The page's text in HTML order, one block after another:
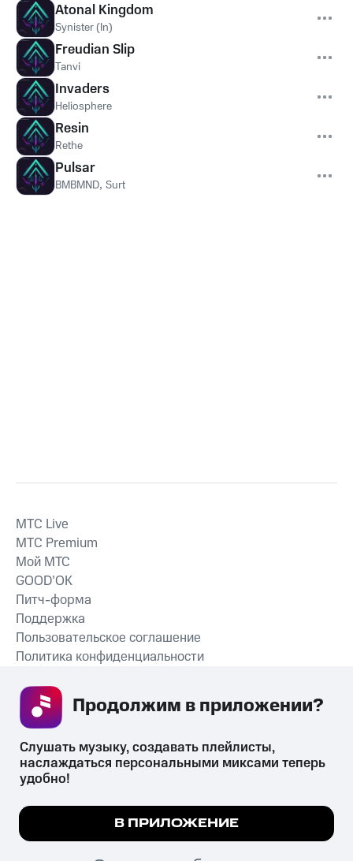
Atonal Kingdom
Synister (In)
Freudian Slip
Tanvi
Invaders
Heliosphere
Resin
Rethe
Pulsar
BMBMND, Surt
СКАЧАТЬ ПРИЛОЖЕНИЕ
MTС Live
MTС Premium
Мой МТС
GOOD’OK
Питч-форма
Поддержка
Пользовательское соглашение
Политика конфиденциальности
психотропных веществ, их аналогов причиняет вред здоровью,
их незаконный оборот запрещён и влечёт установленную
законодательством ответственность.
© 2026 ООО «КИОН».
Мы используем куки, чтобы на сайте все
Подробнее
Слушать музыку, создавать плейлисты,
наслаждаться персональными миксами теперь
удобно!
В ПРИЛОЖЕНИЕ